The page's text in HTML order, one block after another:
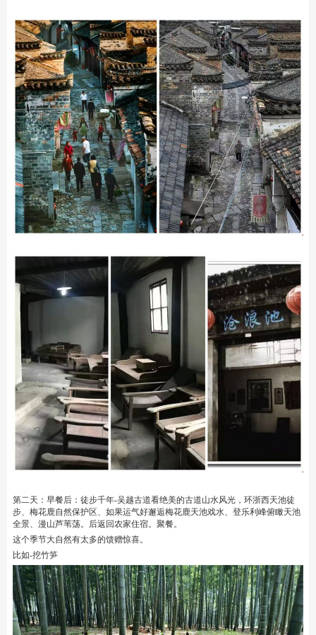
第二天：早餐后：徒步千年-吴越古道看绝美的古道山水风光，环浙西天池徒
步、梅花鹿自然保护区、如果运气好邂逅梅花鹿天池戏水、登乐利峰俯瞰天池
全景、漫山芦苇荡。后返回农家住宿。聚餐。
这个季节大自然有太多的馈赠惊喜。
比如-挖竹笋